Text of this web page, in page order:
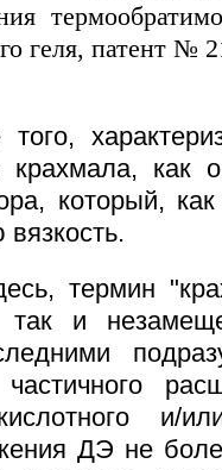
крахмала, как
который,
вязкость.
термин
так и
и/
ДЭ не